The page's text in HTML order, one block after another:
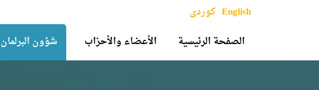
الصفحة الرئيسية الأعضاء والأحزاب شؤون البرلمان
English کوردی